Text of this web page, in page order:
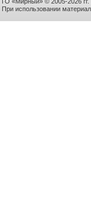
При использовании